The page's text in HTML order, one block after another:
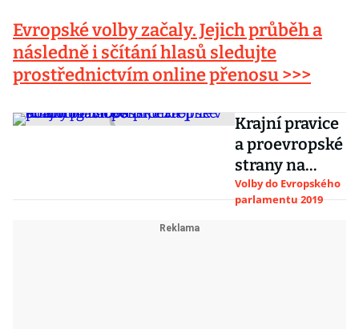
Evropské volby začaly. Jejich průběh a
následně i sčítání hlasů sledujte
prostřednictvím online přenosu >>>
Krajní pravice
a proevropské
strany na
Slovensku
zřejmě v
Volby do Evropského
parlamentu 2019